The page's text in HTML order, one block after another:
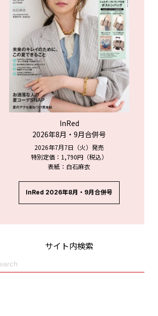
InRed
2026年8月・9月合併号
2026年7月7日（火）発売
特別定価：1,790円（税込）
表紙：白石麻衣
InRed 2026年8月・9月合併号
サイト内検索